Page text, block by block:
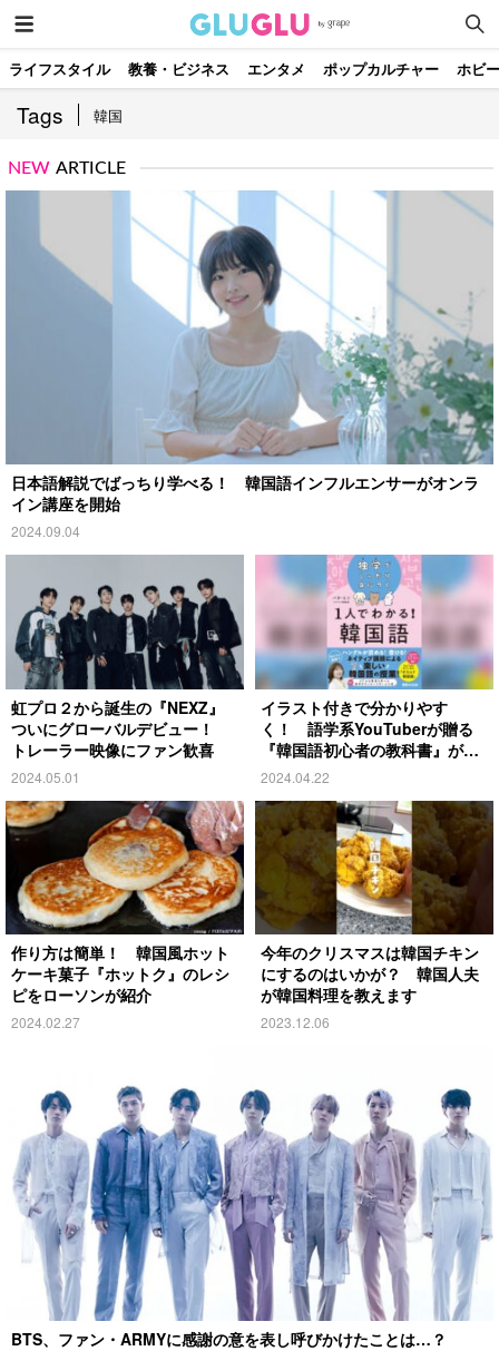
ライフスタイル 教養・ビジネス エンタメ ポップカルチャー ホビー
Tags 韓国
NEW ARTICLE
日本語解説でばっちり学べる！ 韓国語インフルエンサーがオンラ
イン講座を開始
2024.09.04
虹プロ２から誕生の『NEXZ』
ついにグローバルデビュー！
トレーラー映像にファン歓喜
2024.05.01
イラスト付きで分かりやす
く！ 語学系YouTuberが贈る
『韓国語初心者の教科書』が発
売
2024.04.22
作り方は簡単！ 韓国風ホット
ケーキ菓子『ホットク』のレシ
ピをローソンが紹介
2024.02.27
今年のクリスマスは韓国チキン
にするのはいかが？ 韓国人夫
が韓国料理を教えます
2023.12.06
BTS、ファン・ARMYに感謝の意を表し呼びかけたことは…？